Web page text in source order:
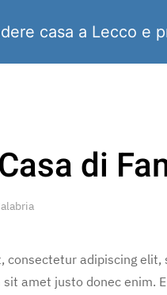
casa a Lecco e
di
consectetur adipiscing
amet justo donec enim.